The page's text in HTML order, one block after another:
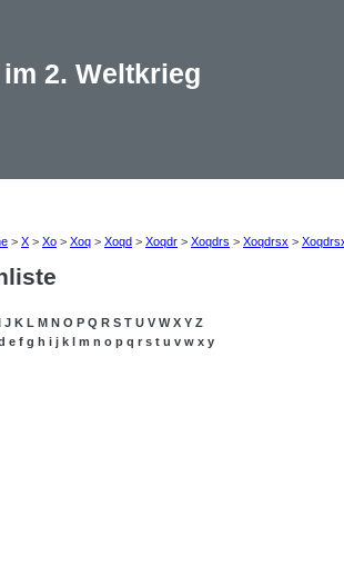
2. Weltkrieg
> X > Xo > Xoq > Xoqd > Xoqdr > Xoqdrs > Xoqdrsx >
J K L M N O P Q R S T U V W X Y Z
e f g h i j k l m n o p q r s t u v w x y